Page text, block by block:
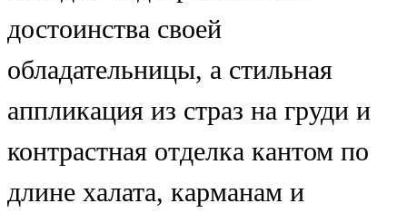
достоинства своей
обладательницы, а стильная
аппликация из страз на груди и
контрастная отделка кантом по
длине халата, карманам и